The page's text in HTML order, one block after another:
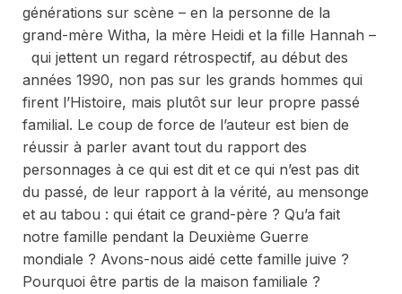
générations sur scène – en la personne de la
grand-mère Witha, la mère Heidi et la fille Hannah –
qui jettent un regard rétrospectif, au début des
années 1990, non pas sur les grands hommes qui
firent l’Histoire, mais plutôt sur leur propre passé
familial. Le coup de force de l’auteur est bien de
réussir à parler avant tout du rapport des
personnages à ce qui est dit et ce qui n’est pas dit
du passé, de leur rapport à la vérité, au mensonge
et au tabou : qui était ce grand-père ? Qu’a fait
notre famille pendant la Deuxième Guerre
mondiale ? Avons-nous aidé cette famille juive ?
Pourquoi être partis de la maison familiale ?